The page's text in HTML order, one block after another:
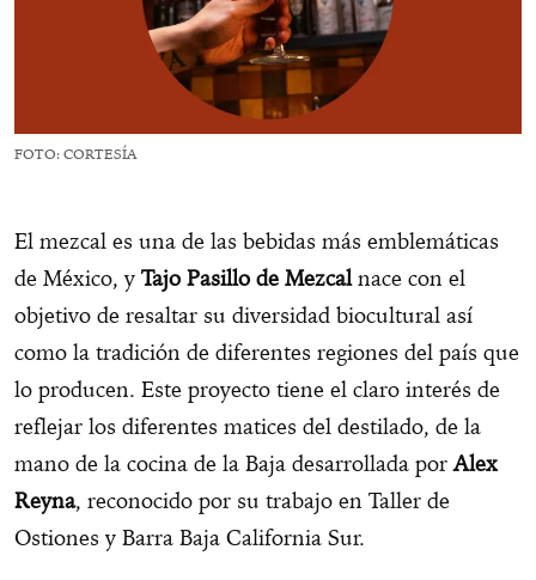
FOTO: CORTESÍA
El mezcal es una de las bebidas más emblemáticas
de México, yTajo Pasillo de Mezcalnace con el
objetivo de resaltar su diversidad biocultural así
como la tradición de diferentes regiones del país que
lo producen. Este proyecto tiene el claro interés de
reflejar los diferentes matices del destilado, de la
mano de la cocina de la Baja desarrollada porAlex
Reyna, reconocido por su trabajo en Taller de
Ostiones y Barra Baja California Sur.